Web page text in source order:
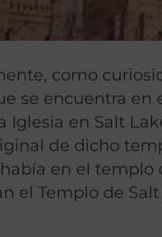
como
se encuentra en
Iglesia en Salt
de dicho
en el templo
el Templo de